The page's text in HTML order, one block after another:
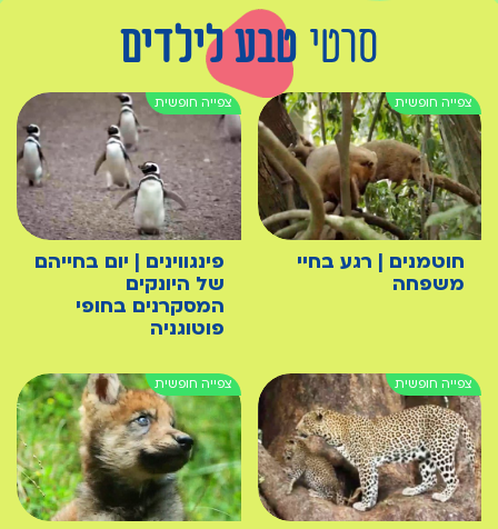
סרטי טבע לילדים
חוטמנים | רגע בחיי
משפחה
פינגווינים | יום בחייהם
של היונקים
המסקרנים בחופי
פוטוגניה